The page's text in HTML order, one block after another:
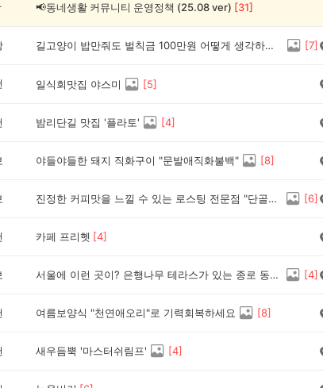
📢동네생활 커뮤니티 운영정책 (25.08 ver) [31]
길고양이 밥만줘도 벌칙금 100만원 어떻게 생각하세요.. [7]
일식회맛집 야스미 [5]
밤리단길 맛집 '플라토' [4]
야들야들한 돼지 직화구이 "문발애직화불백" [8]
진정한 커피맛을 느낄 수 있는 로스팅 전문점 "단골커피로스터스" [6]
카페 프리헷 [4]
서울에 이런 곳이? 은행나무 테라스가 있는 종로 동네카페 스태픽스 [4]
여름보양식 "천연애오리"로 기력회복하세요 [8]
새우듬뿍 '마스터쉬림프' [4]